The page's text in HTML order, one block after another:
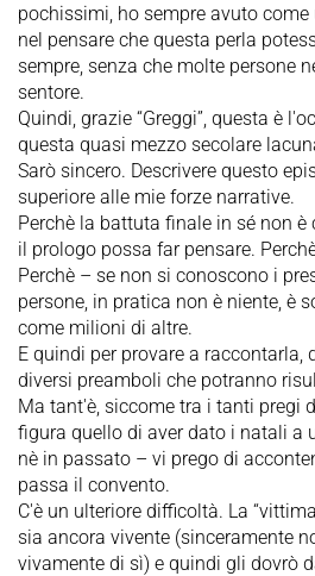
pochissimi, ho sempre avuto
nel pensare che questa perla
sempre, senza che molte persone
sentore.
Quindi, grazie “Greggi”, questa è
questa quasi mezzo secolare
Sarò sincero. Descrivere questo
superiore alle mie forze narrative.
Perchè la battuta finale in sé non
il prologo possa far pensare.
Perchè – se non si conoscono i
persone, in pratica non è niente, è
come milioni di altre.
E quindi per provare a raccontarla,
diversi preamboli che potranno
Ma tant'è, siccome tra i tanti pregi
figura quello di aver dato i natali a
nè in passato – vi prego di
passa il convento.
C'è un ulteriore difficoltà. La
sia ancora vivente (sinceramente
vivamente di sì) e quindi gli dovrò